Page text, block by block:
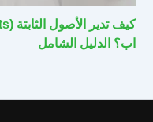
اب؟ الدليل الشامل